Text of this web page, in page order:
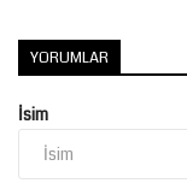
YORUMLAR
İsim